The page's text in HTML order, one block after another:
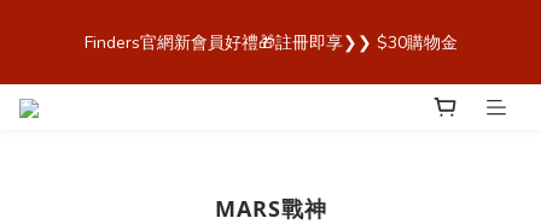
商城，購買最安心！】
Finders官網新會員好禮🎁註冊即享❯❯ $30購物金
歡迎來到 Finders🎉【Blender Bottle x Owala 台灣官方代理直營
MARS戰神